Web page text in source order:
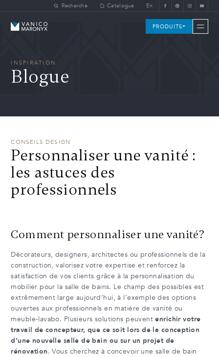
Skip to main contentRecherche Catalogue En
Vanico-Maronyx PRODUITS
INSPIRATION
Blogue
CONSEILS DESIGN
Personnaliser une vanité :
les astuces des
professionnels
Comment personnaliser une vanité?
Décorateurs, designers, architectes ou professionnels de la
construction, valorisez votre expertise et renforcez la
satisfaction de vos clients grâce à la personnalisation du
mobilier pour la salle de bains. Le champ des possibles est
extrêmement large aujourd’hui, à l’exemple des options
ouvertes aux professionnels en matière de vanité ou
meuble-lavabo. Plusieurs solutions peuventenrichir votre
travail de concepteur, que ce soit lors de la conception
d’une nouvelle salle de bain ou sur un projet de
rénovation. Vous cherchez à concevoir une salle de bain